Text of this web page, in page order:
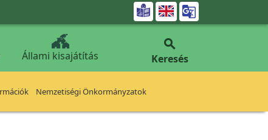

Állami kisajátítás

Keresés
Nemzetiségi Önkormányzatok